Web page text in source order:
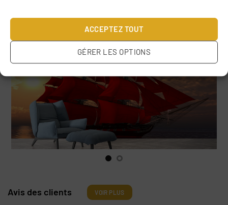
ACCEPTEZ TOUT
GÉRER LES OPTIONS
Avis des clients VOIR PLUS